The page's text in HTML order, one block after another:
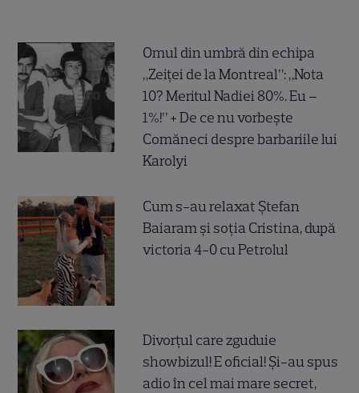
Omul din umbră din echipa
„Zeiței de la Montreal”: „Nota
10? Meritul Nadiei 80%. Eu –
1%!” + De ce nu vorbește
Comăneci despre barbariile lui
Karolyi
Cum s-au relaxat Ștefan
Baiaram și soția Cristina, după
victoria 4-0 cu Petrolul
Divorțul care zguduie
showbizul! E oficial! Și-au spus
adio în cel mai mare secret,